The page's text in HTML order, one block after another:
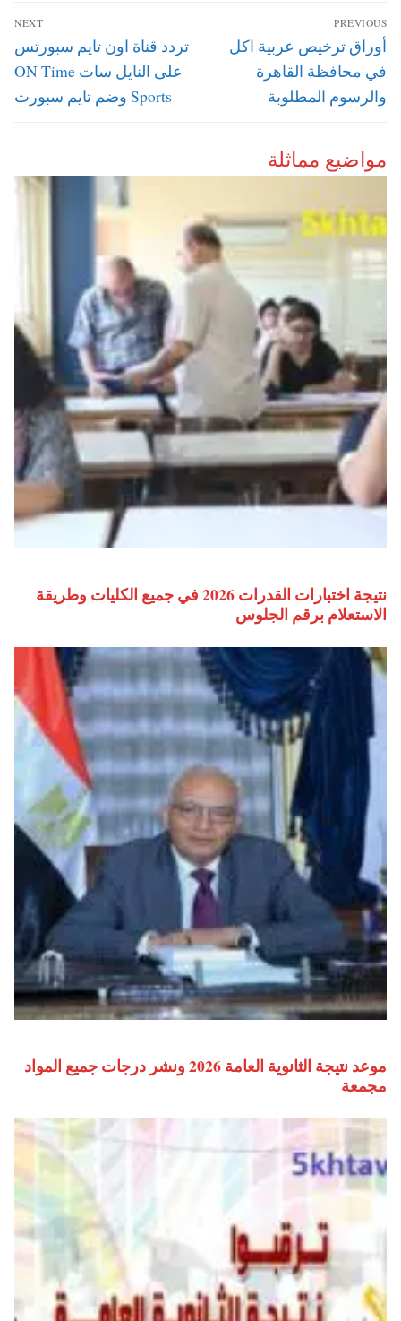
تصفّح
المقالات
PREVIOUS
Previous
post:
أوراق ترخيص عربية اكل
في محافظة القاهرة
والرسوم المطلوبة
NEXT
Next
post:
تردد قناة اون تايم سبورتس
على النايل سات ON Time
Sports وضم تايم سبورت
مواضيع مماثلة
نتيجة اختبارات القدرات 2026 في جميع الكليات وطريقة
الاستعلام برقم الجلوس
موعد نتيجة الثانوية العامة 2026 ونشر درجات جميع المواد
مجمعة